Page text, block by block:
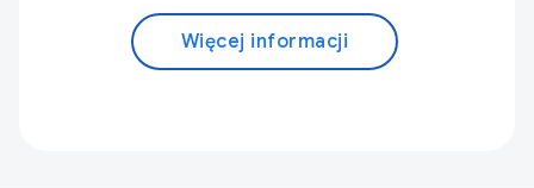
Więcej informacji